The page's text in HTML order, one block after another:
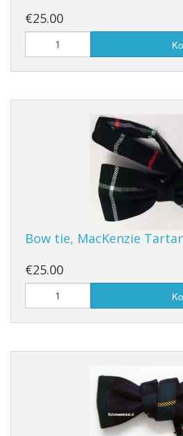
€25.00
Bow tie, MacKenzie
€25.00